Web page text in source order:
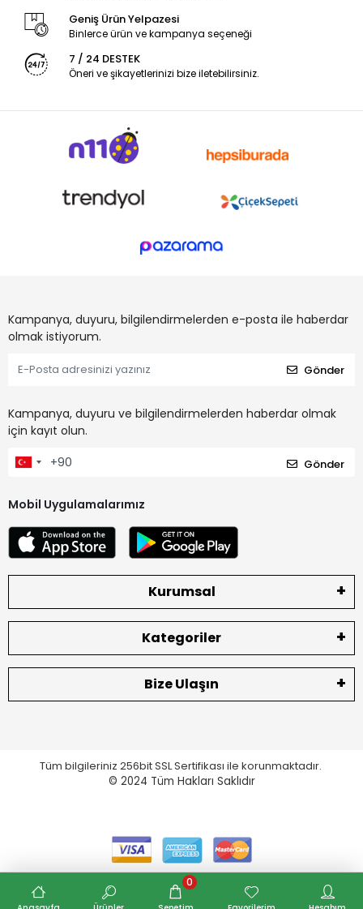
Geniş Ürün Yelpazesi
Binlerce ürün ve kampanya seçeneği
7 / 24 DESTEK
Öneri ve şikayetlerinizi bize iletebilirsiniz.
Kampanya, duyuru, bilgilendirmelerden e-posta ile haberdar
olmak istiyorum.
Gönder
Kampanya, duyuru ve bilgilendirmelerden haberdar olmak
için kayıt olun.
Gönder
Mobil Uygulamalarımız
Kurumsal
Kategoriler
Bize Ulaşın
Tüm bilgileriniz 256bit SSL Sertifikası ile korunmaktadır.
© 2024 Tüm Hakları Saklıdır
0